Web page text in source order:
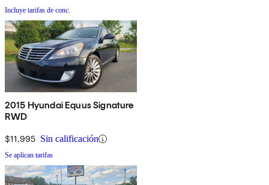
Incluye tarifas de conc.
2015 Hyundai Equus Signature
RWD
$11,995 Sin calificación
Se aplican tarifas